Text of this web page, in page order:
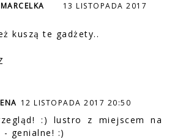
13 LISTOPADA 2017
kuszą te gadżety..
12 LISTOPADA 2017 20:50
:) lustro z miejscem na
- genialne! :)